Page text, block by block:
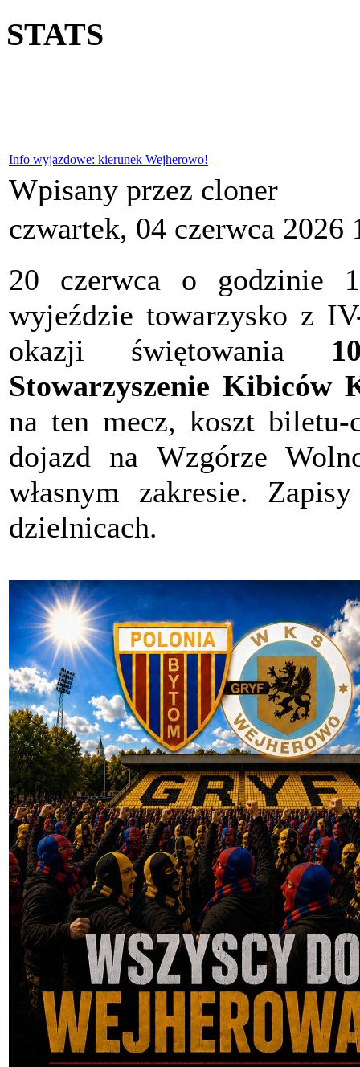
STATS
Info wyjazdowe: kierunek Wejherowo!
Wpisany przez cloner
czwartek, 04 czerwca 2026
20 czerwca o godzinie
wyjeździe towarzysko z
okazji świętowania
Stowarzyszenie Kibiców
na ten mecz, koszt
dojazd na Wzgórze
własnym zakresie.
dzielnicach.